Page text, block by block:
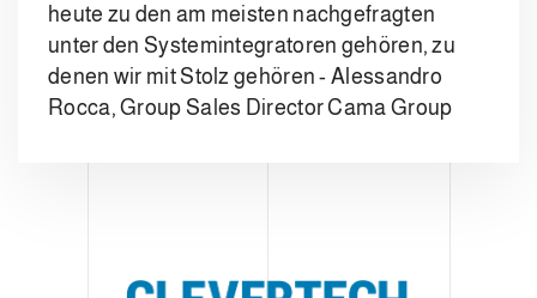
heute zu den am meisten nachgefragten
unter den Systemintegratoren gehören, zu
denen wir mit Stolz gehören - Alessandro
Rocca, Group Sales Director Cama Group